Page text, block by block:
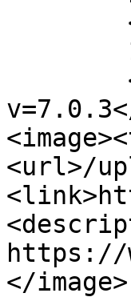
<url>/
https://
</image>	<item>